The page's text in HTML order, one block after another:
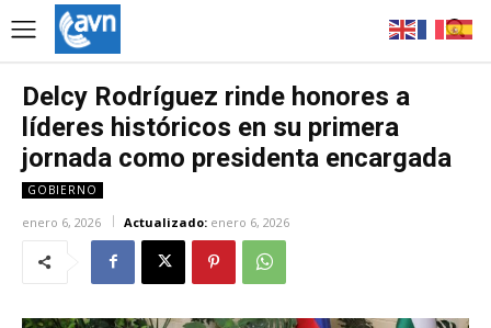
Delcy Rodríguez rinde honores a
líderes históricos en su primera
jornada como presidenta encargada
GOBIERNO
enero 6, 2026 Actualizado: enero 6, 2026